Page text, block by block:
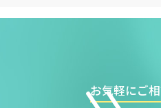
お気軽にご